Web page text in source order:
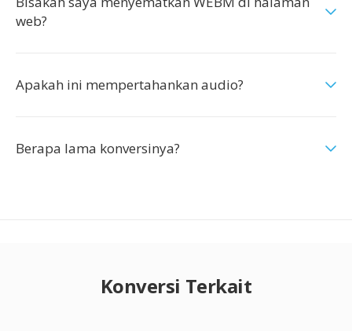
web?
Apakah ini mempertahankan audio?
Berapa lama konversinya?
Konversi Terkait